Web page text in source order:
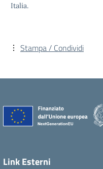
Italia.
Stampa / Condividi
Link Esterni